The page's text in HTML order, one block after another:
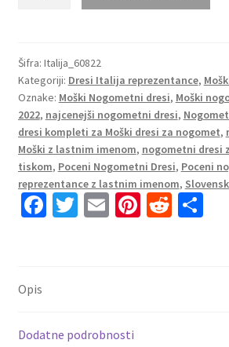
Domači
SP
2022
Kratek
Rokav
+
Kratke
hlače
CHIESA
Šifra: Italija_60822
Kategoriji: Dresi Italija reprezentance,
Oznake: Moški Nogometni dresi, Moški
2022, najcenejši nogometni dresi,
dresi kompleti za Moški dresi za nogomet,
Moški z lastnim imenom, nogometni dresi
tiskom, Poceni Nogometni Dresi, Poceni
reprezentance z lastnim imenom,
Fa
k
T E Pi R S
Opis
Dodatne podrobnosti